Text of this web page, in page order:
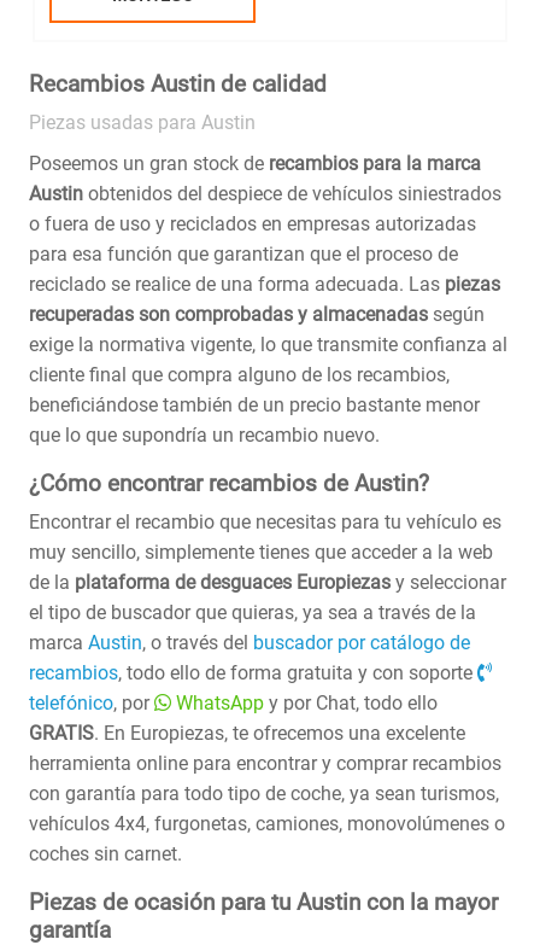
Recambios Austin de calidad
Piezas usadas para Austin
Poseemos un gran stock de recambios para la marca
Austin obtenidos del despiece de vehículos siniestrados
o fuera de uso y reciclados en empresas autorizadas
para esa función que garantizan que el proceso de
reciclado se realice de una forma adecuada. Las piezas
recuperadas son comprobadas y almacenadas según
exige la normativa vigente, lo que transmite confianza al
cliente final que compra alguno de los recambios,
beneficiándose también de un precio bastante menor
que lo que supondría un recambio nuevo.
¿Cómo encontrar recambios de Austin?
Encontrar el recambio que necesitas para tu vehículo es
muy sencillo, simplemente tienes que acceder a la web
de la plataforma de desguaces Europiezas y seleccionar
el tipo de buscador que quieras, ya sea a través de la
marca Austin, o través del buscador por catálogo de
recambios, todo ello de forma gratuita y con soporte
telefónico, por WhatsApp y por Chat, todo ello
GRATIS. En Europiezas, te ofrecemos una excelente
herramienta online para encontrar y comprar recambios
con garantía para todo tipo de coche, ya sean turismos,
vehículos 4x4, furgonetas, camiones, monovolúmenes o
coches sin carnet.
Piezas de ocasión para tu Austin con la mayor
garantía